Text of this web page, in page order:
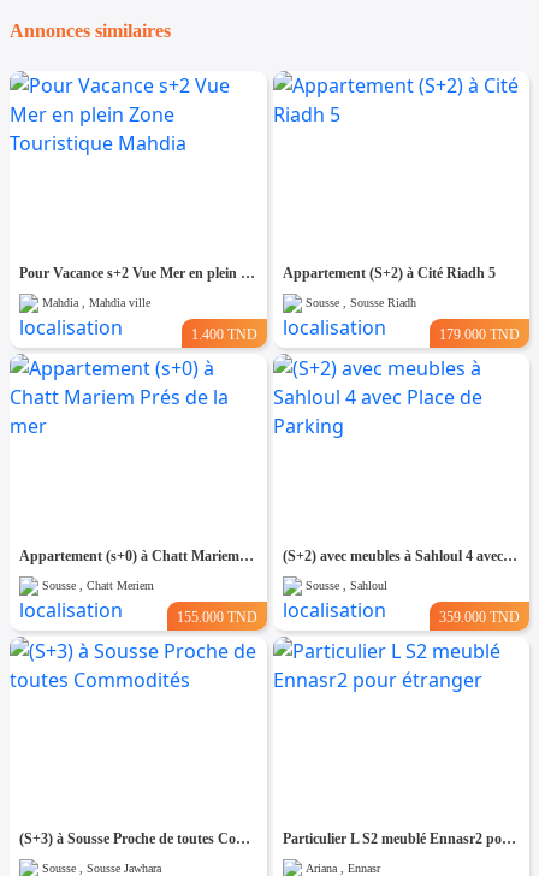
Annonces similaires
Pour Vacance s+2 Vue Mer en plein Zone Touristique Mahdia
Mahdia , Mahdia ville
1.400 TND
Appartement (S+2) à Cité Riadh 5
Sousse , Sousse Riadh
179.000 TND
Appartement (s+0) à Chatt Mariem Prés de la mer
Sousse , Chatt Meriem
155.000 TND
(S+2) avec meubles à Sahloul 4 avec Place de Parking
Sousse , Sahloul
359.000 TND
(S+3) à Sousse Proche de toutes Commodités
Sousse , Sousse Jawhara
Particulier L S2 meublé Ennasr2 pour étranger
Ariana , Ennasr